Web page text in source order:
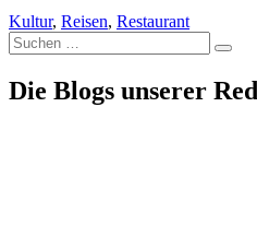
Kultur, Reisen, Restaurant
Suche
nach:
Die Blogs unserer